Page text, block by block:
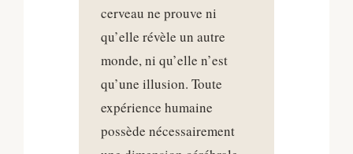
cerveau ne prouve ni
qu’elle révèle un autre
monde, ni qu’elle n’est
qu’une illusion. Toute
expérience humaine
possède nécessairement